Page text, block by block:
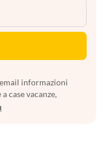
informazioni
case vacanze,